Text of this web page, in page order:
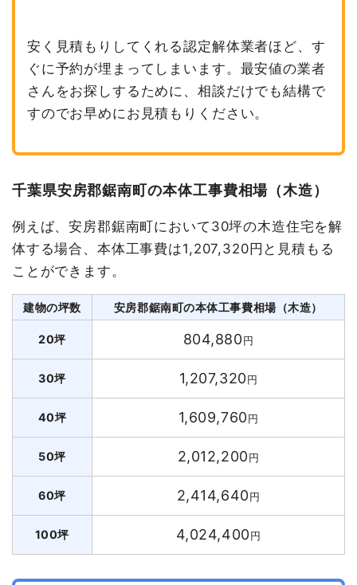
安く見積もりしてくれる認定解体業者ほど、す
ぐに予約が埋まってしまいます。最安値の業者
さんをお探しするために、相談だけでも結構で
すのでお早めにお見積もりください。
千葉県安房郡鋸南町の本体工事費相場（木造）
例えば、安房郡鋸南町において30坪の木造住宅を解
体する場合、本体工事費は1,207,320円と見積もる
ことができます。
建物の坪数 安房郡鋸南町の本体工事費相場（木造）
20坪 804,880円
30坪 1,207,320円
40坪 1,609,760円
50坪 2,012,200円
60坪 2,414,640円
100坪 4,024,400円